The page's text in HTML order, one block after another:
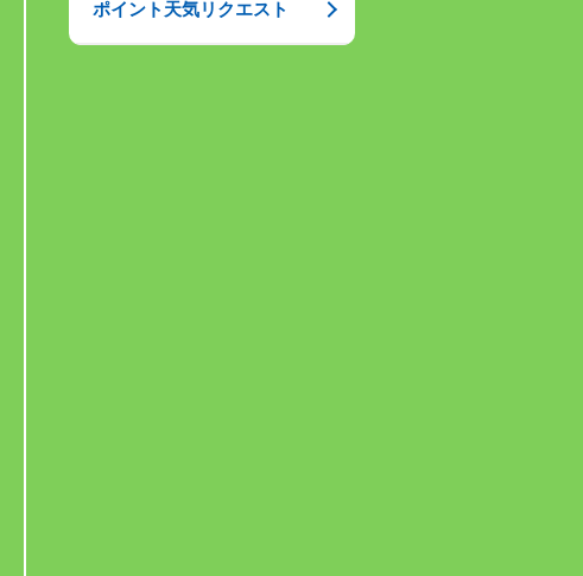
ポイント天気リクエスト